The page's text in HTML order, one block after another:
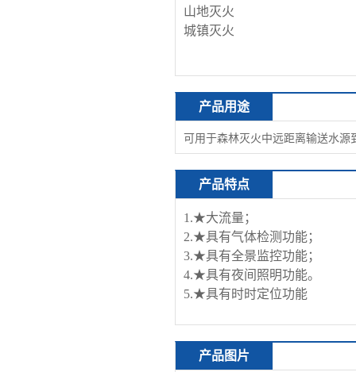
山地灭火
城镇灭火
产品用途
可用于森林灭火中远距离输送水源
产品特点
1.★大流量；
2.★具有气体检测功能；
3.★具有全景监控功能；
4.★具有夜间照明功能。
5.★具有时时定位功能
产品图片